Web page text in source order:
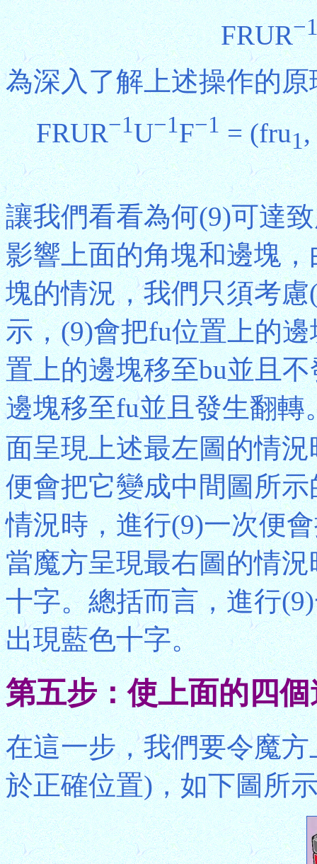
FRUR
為深入了解上述操作的
FRUR−1U−1F−1= (fru1,
讓我們看看為何(9)可達
影響上面的角塊和邊塊
塊的情況，我們只須考
示，(9)會把fu位置上的
置上的邊塊移至bu並且
邊塊移至fu並且發生翻
面呈現上述最左圖的情
便會把它變成中間圖所
情況時，進行(9)一次便
當魔方呈現最右圖的情
十字。總括而言，進行
出現藍色十字。
第五步：使上面的四
在這一步，我們要令魔
於正確位置)，如下圖所